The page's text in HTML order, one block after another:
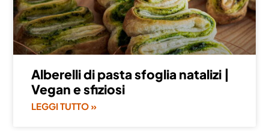
Alberelli di pasta sfoglia natalizi |
Vegan e sfiziosi
LEGGI TUTTO »